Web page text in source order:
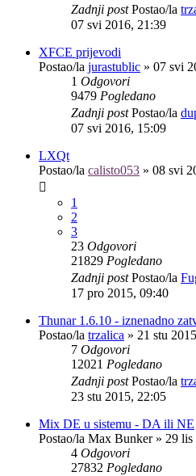
Zadnji postPostao/la
07 svi 2016, 21:39
XFCE prijevodi
Postao/la jurastublic » 07 svi
1 Odgovori
9479 Pogledano
Zadnji postPostao/la
07 svi 2016, 15:09
LXQt
Postao/la calisto053 » 08 svi
1
2
3
23 Odgovori
21829 Pogledano
Zadnji postPostao/la
17 pro 2015, 09:40
Thunar 1.6.10 - iznenadno
Postao/la trzalica » 21 stu
7 Odgovori
12021 Pogledano
Zadnji postPostao/la
23 stu 2015, 22:05
Mix DE u sistemu - DA ili NE
Postao/la Max Bunker» 29 lis
4 Odgovori
27832 Pogledano